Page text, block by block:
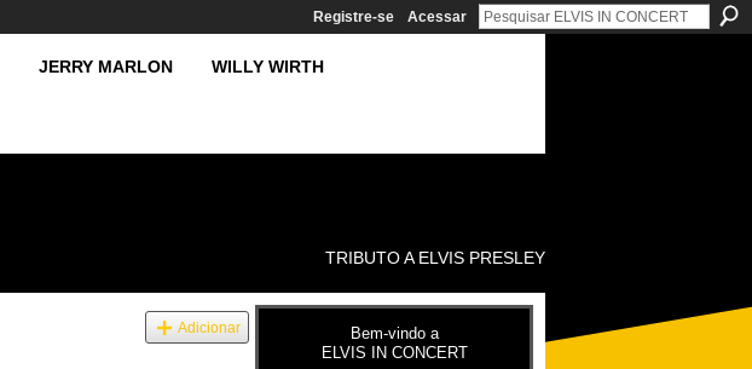
Registre-se Acessar
JERRY MARLON WILLY WIRTH
TRIBUTO A ELVIS PRESLEY
Adicionar
Bem-vindo a
ELVIS IN CONCERT